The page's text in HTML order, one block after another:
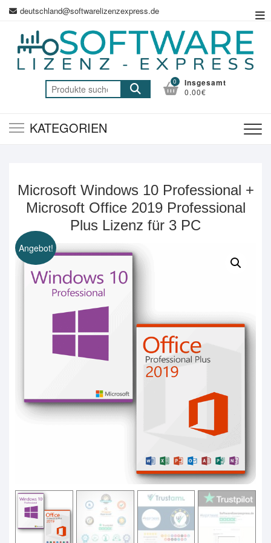
Zum
springen
deutschland@softwarelizenzexpress.de
Suche
nach:
0 Insgesamt
0.00€
KATEGORIEN
Microsoft Windows 10 Professional +
Microsoft Office 2019 Professional
Plus Lizenz für 3 PC
Angebot!